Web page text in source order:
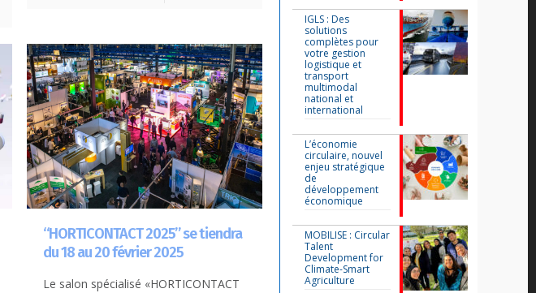
“HORTICONTACT 2025” se tiendra
du 18 au 20 février 2025
Le salon spécialisé «HORTICONTACT
IGLS : Des
solutions
complètes pour
votre gestion
logistique et
transport
multimodal
national et
international
L’économie
circulaire, nouvel
enjeu stratégique
de
développement
économique
MOBILISE : Circular
Talent
Development for
Climate-Smart
Agriculture